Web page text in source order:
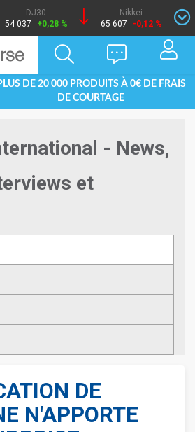
DJ30
54 037
+0,28 %
Nikkei
65 607
-0,12 %
DE 20 000 PRODUITS À 0€ DE FRAIS
DE COURTAGE
- News,
et
DE
N'APPORTE